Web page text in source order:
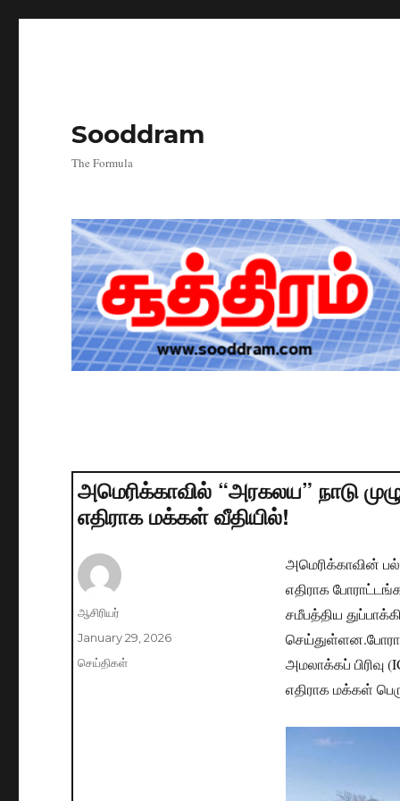
Sooddram
The Formula
அமெரிக்காவில் “அரகலய” நாடு
எதிராக மக்கள் வீதியில்!
அமெரிக்காவின்
எதிராக
சமீபத்திய
அமலாக்கப்
எதிராக மக்கள்
Author
ஆசிரியர்
Posted
on
January 29, 2026
Categories
செய்திகள்